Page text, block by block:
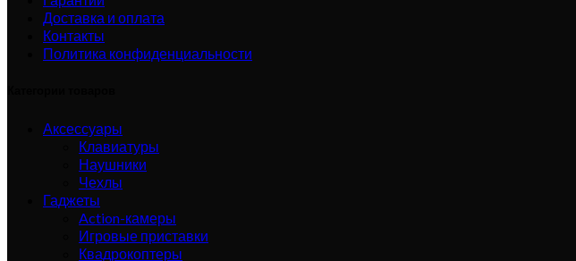
Доставка и оплата
Контакты
Политика конфиденциальности
Аксессуары
Клавиатуры
Наушники
Чехлы
Гаджеты
Action-камеры
Игровые приставки
Квадрокоптеры